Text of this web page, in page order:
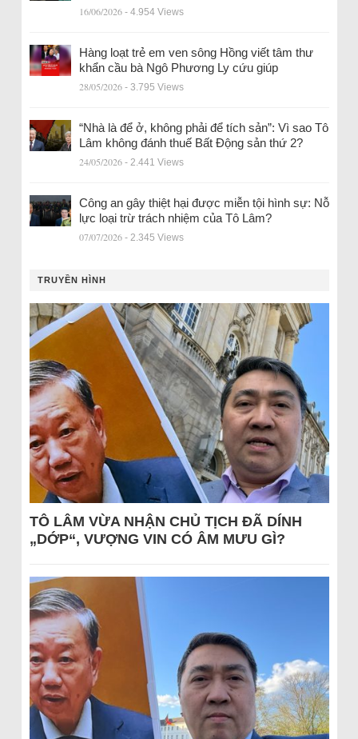
16/06/2026 - 4.954 Views
Hàng loạt trẻ em ven sông Hồng viết tâm thư
khẩn cầu bà Ngô Phương Ly cứu giúp
28/05/2026 - 3.795 Views
“Nhà là để ở, không phải để tích sản”: Vì sao Tô
Lâm không đánh thuế Bất Động sản thứ 2?
24/05/2026 - 2.441 Views
Công an gây thiệt hại được miễn tội hình sự: Nỗ
lực loại trừ trách nhiệm của Tô Lâm?
07/07/2026 - 2.345 Views
TRUYỀN HÌNH
TÔ LÂM VỪA NHẬN CHỦ TỊCH ĐÃ DÍNH
„DỚP“, VƯỢNG VIN CÓ ÂM MƯU GÌ?